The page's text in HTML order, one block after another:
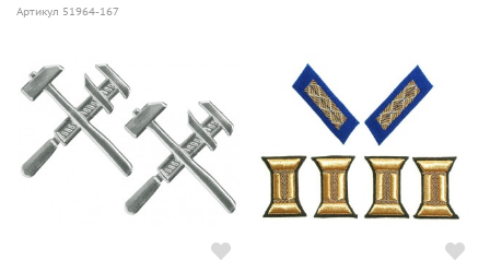
Артикул 51964-167